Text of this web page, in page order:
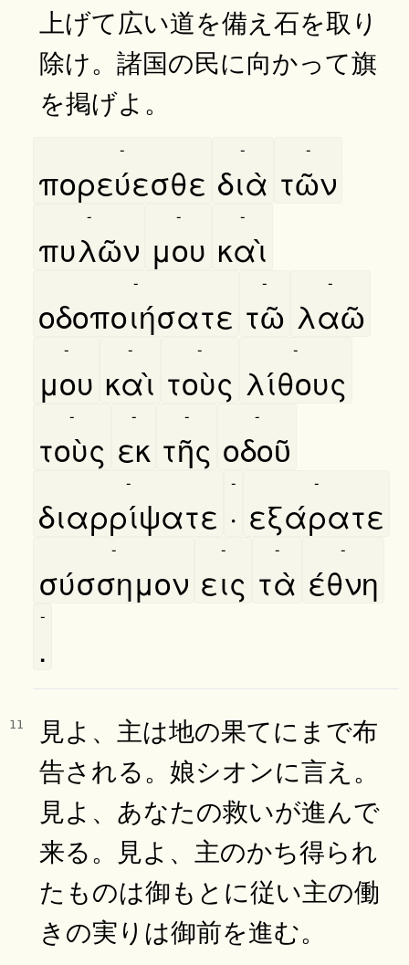
上げて広い道を備え石を取り
除け。諸国の民に向かって旗
を掲げよ。
πορεύεσθε
-
διὰ
-
τῶν
-
πυλῶν
-
μου
-
καὶ
-
οδοποιήσατε
-
τῶ
-
λαῶ
-
μου
-
καὶ
-
τοὺς
-
λίθους
-
τοὺς
-
εκ
-
τῆς
-
οδοῦ
-
διαρρίψατε
-
·
-
εξάρατε
-
σύσσημον
-
εις
-
τὰ
-
έθνη
-
.
-
11
見よ、主は地の果てにまで布
告される。娘シオンに言え。
見よ、あなたの救いが進んで
来る。見よ、主のかち得られ
たものは御もとに従い主の働
きの実りは御前を進む。